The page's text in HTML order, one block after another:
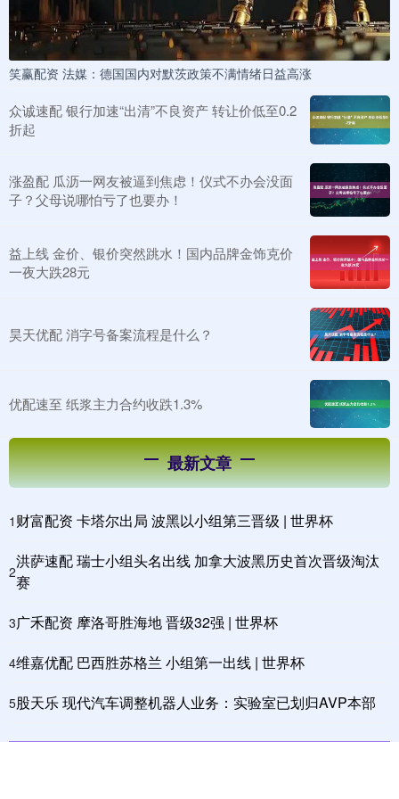
笑赢配资 法媒：德国国内对默茨政策不满情绪日益高涨
众诚速配 银行加速“出清”不良资产 转让价低至0.2
折起
涨盈配 瓜沥一网友被逼到焦虑！仪式不办会没面
子？父母说哪怕亏了也要办！
益上线 金价、银价突然跳水！国内品牌金饰克价
一夜大跌28元
昊天优配 消字号备案流程是什么？
优配速至 纸浆主力合约收跌1.3%
最新文章
1 财富配资 卡塔尔出局 波黑以小组第三晋级 | 世界杯
2
洪萨速配 瑞士小组头名出线 加拿大波黑历史首次晋级淘汰
赛
3广禾配资 摩洛哥胜海地 晋级32强 | 世界杯
4维嘉优配 巴西胜苏格兰 小组第一出线 | 世界杯
5股天乐 现代汽车调整机器人业务：实验室已划归AVP本部